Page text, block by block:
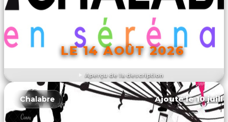
Aperçu de la description
LE 14 AOÛT 2026
DÉCOUVRIR L'ÉVÉNEMENT
Chalabre Ajouté le 10